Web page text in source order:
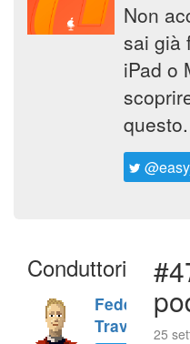
Non
sai già
iPad o
questo.
Conduttori
Federico
Travaini25